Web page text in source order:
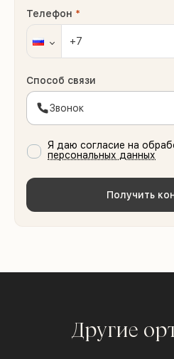
Телефон *
Способ связи
Звонок
Я даю согласие на
персональных данных
Получить
Другие